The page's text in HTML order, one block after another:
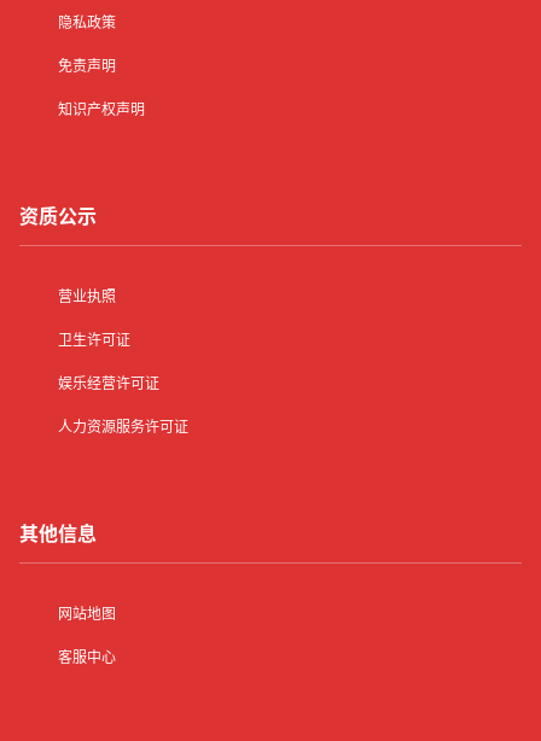
隐私政策
免责声明
知识产权声明
资质公示
营业执照
卫生许可证
娱乐经营许可证
人力资源服务许可证
其他信息
网站地图
客服中心